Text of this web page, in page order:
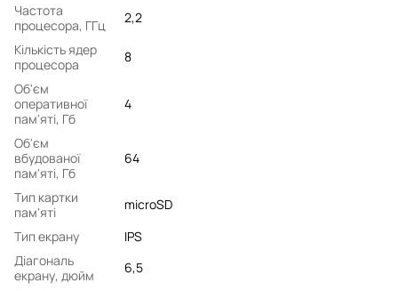
Частота
процесора, ГГц
2,2
Кількість ядер
процесора
8
Об'єм
оперативної
пам'яті, Гб
4
Об'єм
вбудованої
пам'яті, Гб
64
Тип картки
пам'яті
microSD
Тип екрану
IPS
Діагональ
екрану, дюйм
6,5